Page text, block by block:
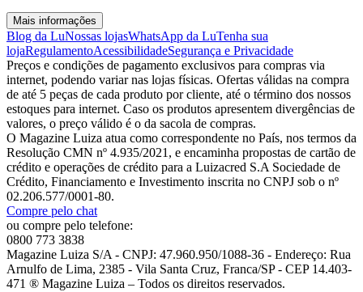
Mais informações
Blog da LuNossas lojasWhatsApp da LuTenha sua
lojaRegulamentoAcessibilidadeSegurança e Privacidade
Preços e condições de pagamento exclusivos para compras via
internet, podendo variar nas lojas físicas. Ofertas válidas na compra
de até 5 peças de cada produto por cliente, até o término dos nossos
estoques para internet. Caso os produtos apresentem divergências de
valores, o preço válido é o da sacola de compras.
O Magazine Luiza atua como correspondente no País, nos termos da
Resolução CMN nº 4.935/2021, e encaminha propostas de cartão de
crédito e operações de crédito para a Luizacred S.A Sociedade de
Crédito, Financiamento e Investimento inscrita no CNPJ sob o nº
02.206.577/0001-80.
Compre pelo chat
ou compre pelo telefone:
0800 773 3838
Magazine Luiza S/A - CNPJ: 47.960.950/1088-36 - Endereço: Rua
Arnulfo de Lima, 2385 - Vila Santa Cruz, Franca/SP - CEP 14.403-
471 ® Magazine Luiza – Todos os direitos reservados.